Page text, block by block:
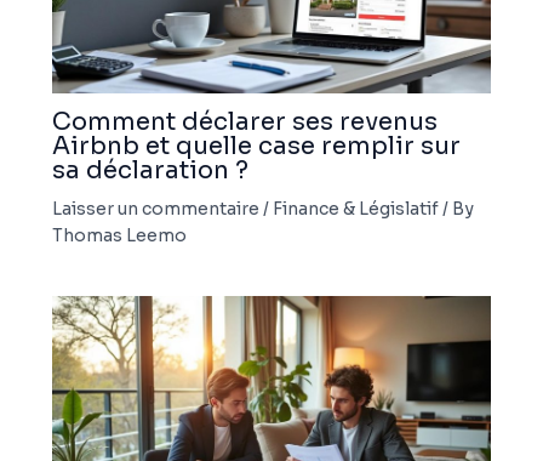
Comment déclarer ses revenus
Airbnb et quelle case remplir sur
sa déclaration ?
Laisser un commentaire / Finance & Législatif/ By
Thomas Leemo